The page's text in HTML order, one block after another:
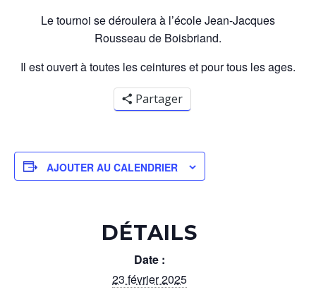
Le tournoi se déroulera à l’école Jean-Jacques
Rousseau de Boisbriand.
Il est ouvert à toutes les ceintures et pour tous les ages.
Partager
AJOUTER AU CALENDRIER
DÉTAILS
Date :
23 février 2025